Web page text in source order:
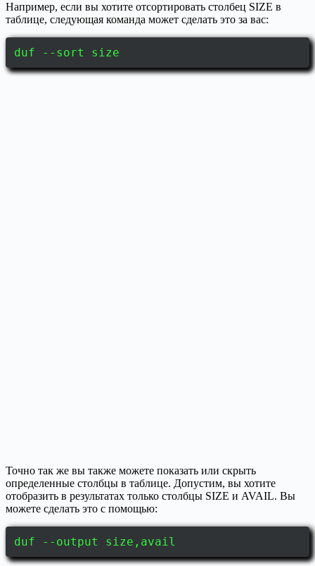
Например, если вы хотите отсортировать столбец SIZE в
таблице, следующая команда может сделать это за вас:
duf --sort size
Точно так же вы также можете показать или скрыть
определенные столбцы в таблице. Допустим, вы хотите
отобразить в результатах только столбцы SIZE и AVAIL. Вы
можете сделать это с помощью:
duf --output size,avail